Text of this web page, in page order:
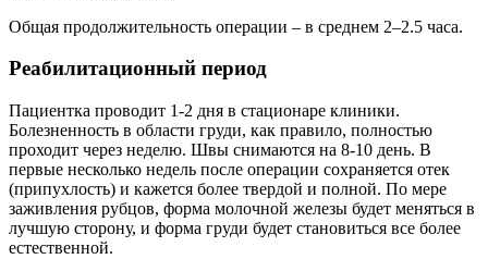
Общая продолжительность операции – в среднем 2–2.5 часа.
Реабилитационный период
Пациентка проводит 1-2 дня в стационаре клиники.
Болезненность в области груди, как правило, полностью
проходит через неделю. Швы снимаются на 8-10 день. В
первые несколько недель после операции сохраняется отек
(припухлость) и кажется более твердой и полной. По мере
заживления рубцов, форма молочной железы будет меняться в
лучшую сторону, и форма груди будет становиться все более
естественной.